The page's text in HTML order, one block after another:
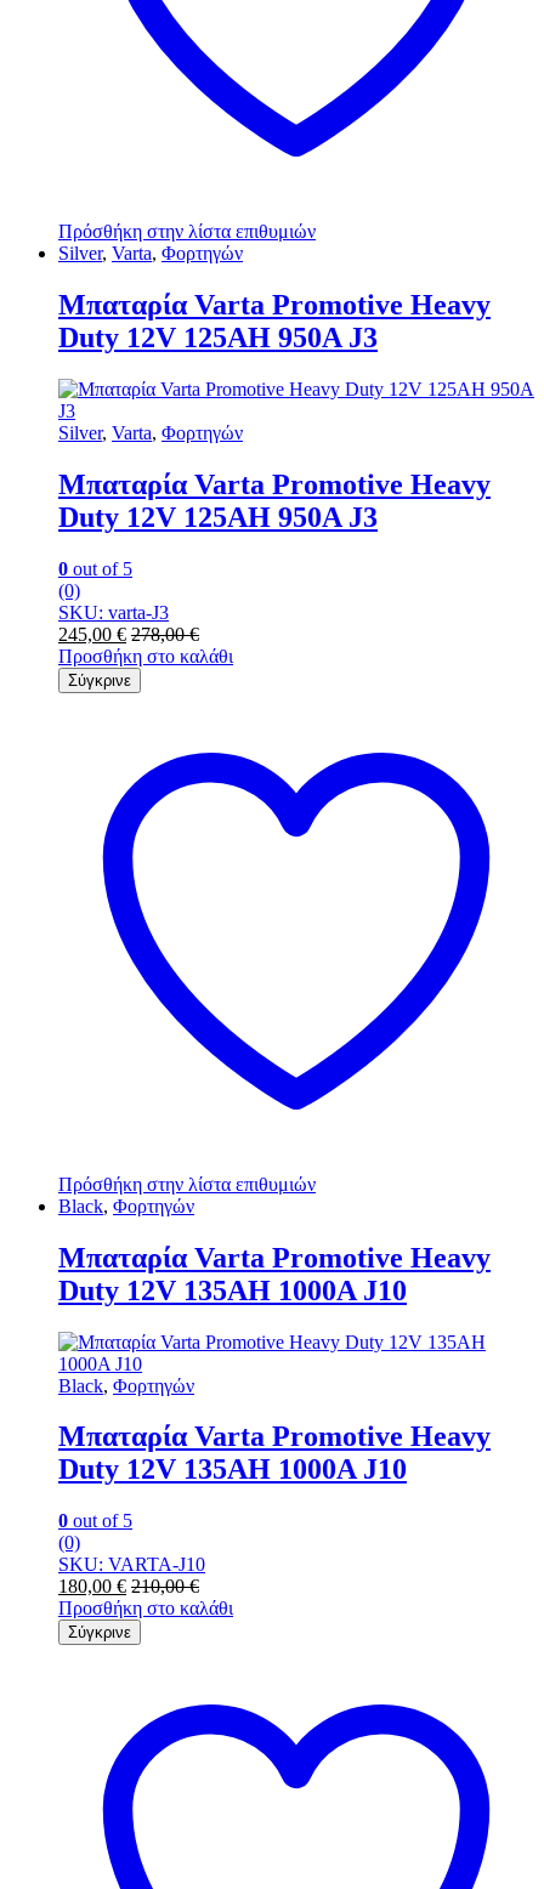
Πρόσθήκη στην λίστα επιθυμιών
Silver, Varta, Φορτηγών
Μπαταρία Varta Promotive Heavy
Duty 12V 125AH 950Α J3
Silver, Varta, Φορτηγών
Μπαταρία Varta Promotive Heavy
Duty 12V 125AH 950Α J3
0 out of 5
(0)
SKU: varta-J3
245,00 € 278,00€
Προσθήκη στο καλάθι
Σύγκρινε
Πρόσθήκη στην λίστα επιθυμιών
Black, Φορτηγών
Μπαταρία Varta Promotive Heavy
Duty 12V 135AH 1000Α J10
Black, Φορτηγών
Μπαταρία Varta Promotive Heavy
Duty 12V 135AH 1000Α J10
0 out of 5
(0)
SKU: VARTA-J10
180,00 € 210,00€
Προσθήκη στο καλάθι
Σύγκρινε